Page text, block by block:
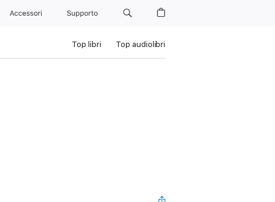
Accessori Supporto
Top libri Top audiolibri